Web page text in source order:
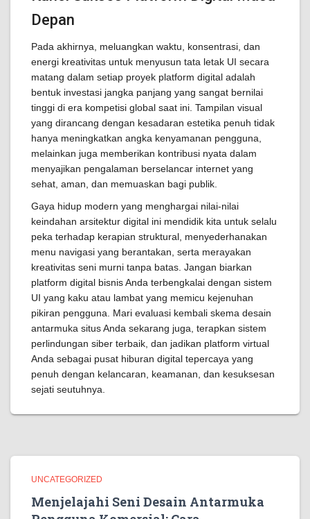
Depan
Pada akhirnya, meluangkan waktu, konsentrasi, dan
energi kreativitas untuk menyusun tata letak UI secara
matang dalam setiap proyek platform digital adalah
bentuk investasi jangka panjang yang sangat bernilai
tinggi di era kompetisi global saat ini. Tampilan visual
yang dirancang dengan kesadaran estetika penuh tidak
hanya meningkatkan angka kenyamanan pengguna,
melainkan juga memberikan kontribusi nyata dalam
menyajikan pengalaman berselancar internet yang
sehat, aman, dan memuaskan bagi publik.
Gaya hidup modern yang menghargai nilai-nilai
keindahan arsitektur digital ini mendidik kita untuk selalu
peka terhadap kerapian struktural, menyederhanakan
menu navigasi yang berantakan, serta merayakan
kreativitas seni murni tanpa batas. Jangan biarkan
platform digital bisnis Anda terbengkalai dengan sistem
UI yang kaku atau lambat yang memicu kejenuhan
pikiran pengguna. Mari evaluasi kembali skema desain
antarmuka situs Anda sekarang juga, terapkan sistem
perlindungan siber terbaik, dan jadikan platform virtual
Anda sebagai pusat hiburan digital tepercaya yang
penuh dengan kelancaran, keamanan, dan kesuksesan
sejati seutuhnya.
UNCATEGORIZED
Menjelajahi Seni Desain Antarmuka